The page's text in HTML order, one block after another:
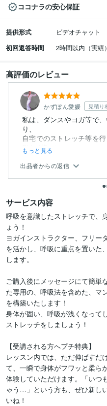
ココナラの安心保証
提供形式
ビデオチャット
初回返答時間
2時間以内（実績）
高評価のレビュー
かずぼん愛媛 見積り
私は、ダンスやヨガ等で
り、
自宅でのストレッチ等を
Shiori様のレッス...
もっと見る
出品者からの返信
サービス内容
呼吸を意識したストレッチで、
ょう！
ヨガインストラクター、フリー
を活かし、呼吸に重点を置いた
します。
ご購入後にメッセージにて簡単
た専用の、呼吸法を含めた、マ
を構築いたします！
身体が固い、呼吸が浅くなって
ストレッチをしましょう！
【受講される方へプチ特典】
レッスン内では、ただ伸ばすだ
て、一瞬で身体がフワッと柔ら
体験していただけます。「いつ
ゃう…」という方も、ぜひ新し
いね！